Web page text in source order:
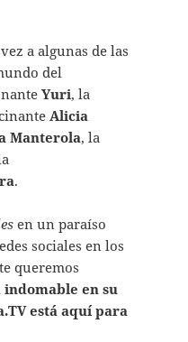
a algunas de las
del
Yuri, la
Alicia
Manterola, la
.
en un paraíso
sociales en los
queremos
indomable en su
está aquí para